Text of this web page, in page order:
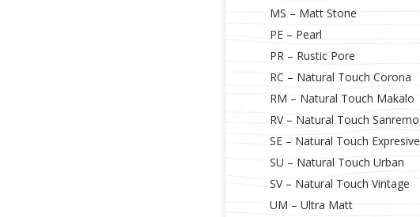
MS – Matt Stone
PE – Pearl
PR – Rustic Pore
RC – Natural Touch Corona
RM – Natural Touch Makalo
RV – Natural Touch Sanremo
SE – Natural Touch Expresive
SU – Natural Touch Urban
SV – Natural Touch Vintage
UM – Ultra Matt